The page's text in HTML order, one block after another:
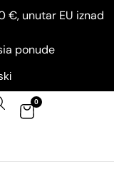
€, unutar EU iznad
ponude
0